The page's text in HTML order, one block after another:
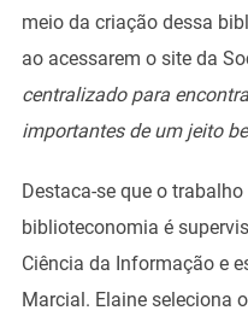
meio da criação dessa
ao acessarem o site da
centralizado para
importantes de um jeito
Destaca-se que o
biblioteconomia é
Ciência da Informação e
Marcial. Elaine seleciona